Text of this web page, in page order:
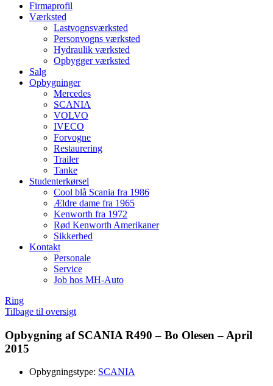
Firmaprofil
Værksted
Lastvognsværksted
Personvogns værksted
Hydraulik værksted
Opbygger værksted
Salg
Opbygninger
Mercedes
SCANIA
VOLVO
IVECO
Forvogne
Restaurering
Trailer
Tanke
Studenterkørsel
Cool blå Scania fra 1986
Ældre dame fra 1965
Kenworth fra 1972
Rød Kenworth Amerikaner
Sikkerhed
Kontakt
Personale
Service
Job hos MH-Auto
Ring
Tilbage til oversigt
Opbygning af SCANIA R490 – Bo Olesen – April
2015
Opbygningstype: SCANIA